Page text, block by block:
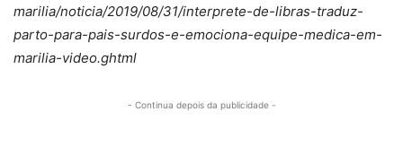
marilia/noticia/2019/08/31/interprete-de-libras-traduz-
parto-para-pais-surdos-e-emociona-equipe-medica-em-
marilia-video.ghtml
- Continua depois da publicidade -